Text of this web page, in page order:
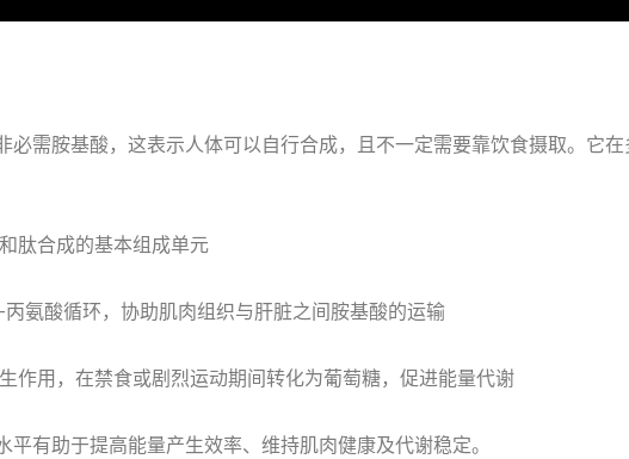
必需胺基酸，这表示人体可以自行合成，且不一定需要靠饮食摄取。它
肽合成的基本组成单元
丙氨酸循环，协助肌肉组织与肝脏之间胺基酸的运输
作用，在禁食或剧烈运动期间转化为葡萄糖，促进能量代谢
平有助于提高能量产生效率、维持肌肉健康及代谢稳定。